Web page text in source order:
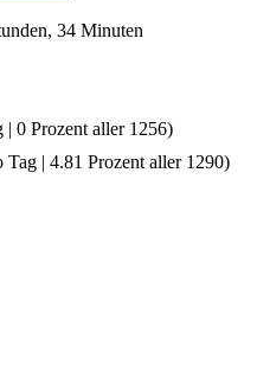
34 Minuten
| 0 Prozent aller 1256)
Tag | 4.81 Prozent aller 1290)